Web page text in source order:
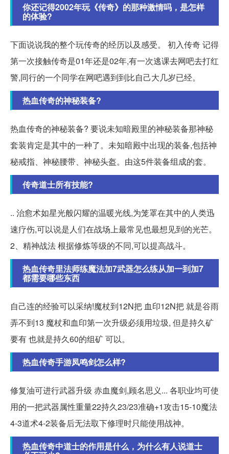
你还记得2002年玩《传奇》的那种激情吗，是怎样
的体验?
下面说说我的整个玩传奇的经历以及感受。 初入传奇 记得
第一次接触传奇是01年还是02年,有一次逃课去网吧去打红
警,同行的一个同学在网吧遇到到比自己大几岁已经。
热血传奇的神秘装备?
热血传奇的神秘装备? 要说未知暗殿里的神秘装备那神秘
套装肯定是其中的一种了。未知暗殿中出现的装备,包括神
秘戒指、神秘腰带、神秘头盔。由这5件装备组成的套。
传奇道士所有技能?
.. 治愈术如星光般闪耀的温暖光线,为笼罩在其中的人类迅
速疗伤,可以说是人们在战场上最常见也最想见到的光芒。
2、精神战法 根据修炼等级的不同,可以提高战斗。
热血传奇里法师练魔法加7武器怎么练从加一到加7
都需要哪些东西
自己连的经验可以采纳!魔杖到12N把 血印12N把 就是谷雨
弄不到13 魔杖和血印第一次升级必须用垃圾, 但是持久矿
要有 也就是持久60的组矿 可以。
热血传奇手游凤鸣剑怎么样?
修复油可进行武器升级 赤血魔剑,顾名思义... 各职业均可使
用的一把武器属性重量22持久23/23准确+1攻击15-10魔法
4-3道术4-2装备后无法取下修理时只能使用战神。
热血传奇中道士的作用是什么，为什么有人说道士